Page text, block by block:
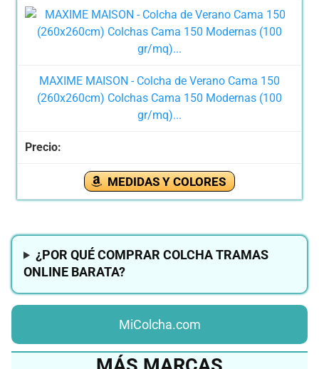
MAXIME MAISON - Colcha de Verano Cama 150
(260x260cm) Colchas Cama 150 Modernas (100
gr/mq)...
MEDIDAS Y COLORES
¿POR QUÉ COMPRAR COLCHA TRAMAS
ONLINE BARATA?
MiColcha.com